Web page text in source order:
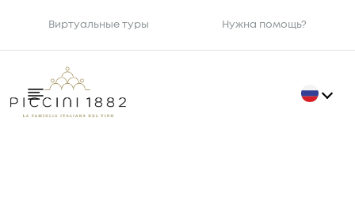
Виртуальные туры Нужна помощь?